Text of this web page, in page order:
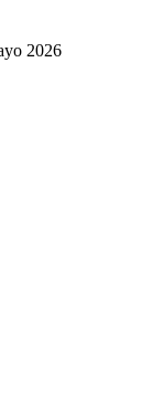
2026